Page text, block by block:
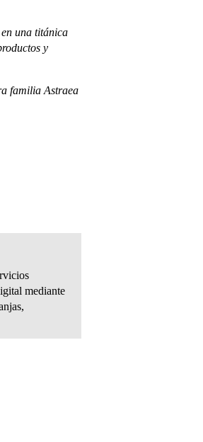
una titánica
y
familia Astraea
mediante